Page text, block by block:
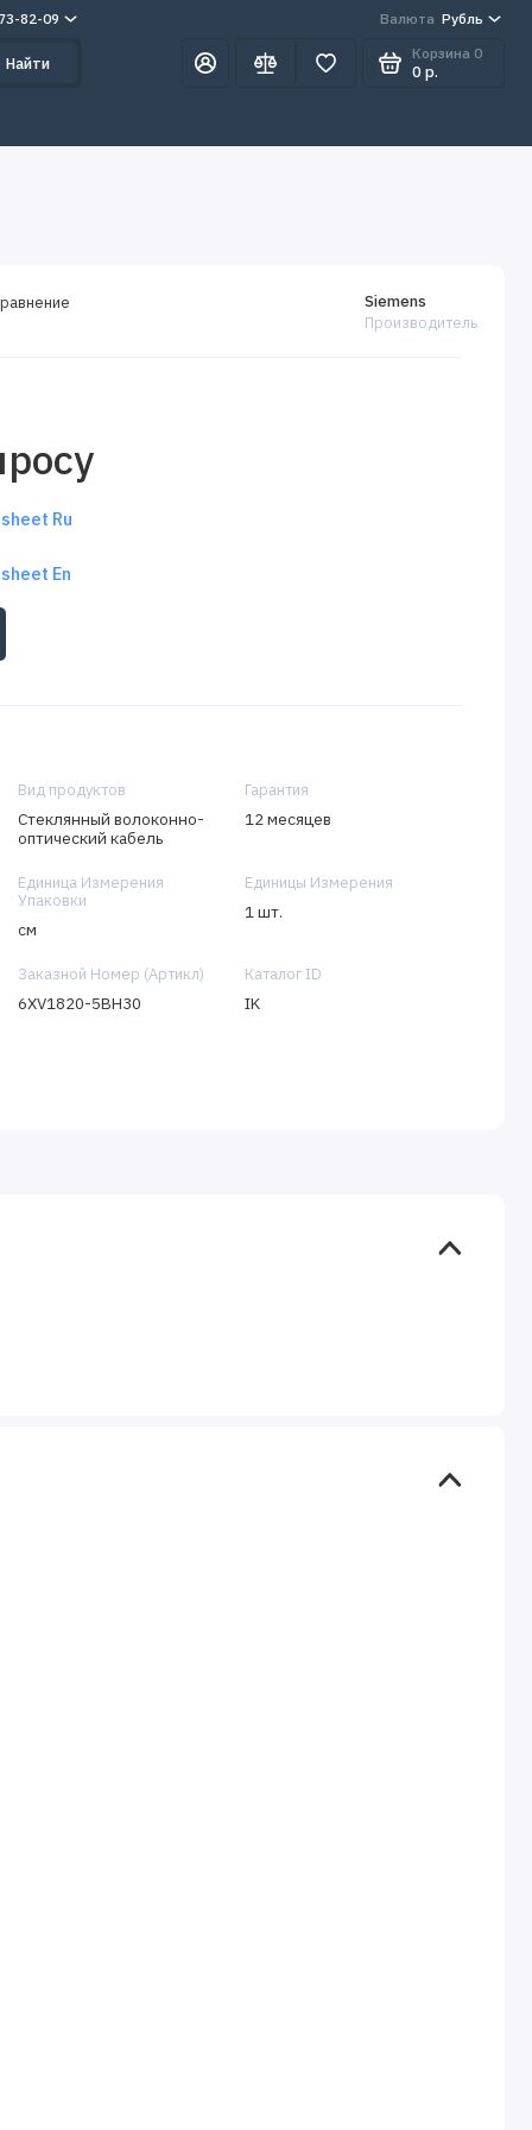
82-09 Валюта Рубль
Найти
Корзина 0
0 р.
Siemens
Производитель
Ru
En
Вид продуктов
Стеклянный волоконно-
оптический кабель
Гарантия
12 месяцев
Единица Измерения
Упаковки
см
Единицы Измерения
1 шт.
Заказной Номер (Артикл)
6XV1820-5BH30
Каталог ID
IK